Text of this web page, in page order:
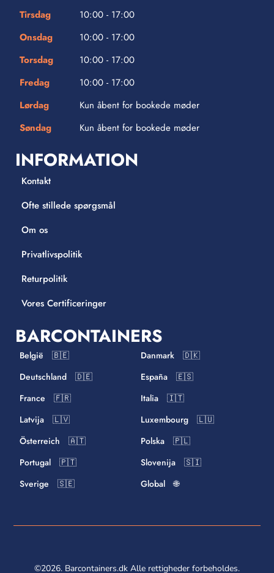
Tirsdag
10:00 - 17:00
Onsdag
10:00 - 17:00
Torsdag
10:00 - 17:00
Fredag
10:00 - 17:00
Lørdag
Kun åbent for bookede møder
Søndag
Kun åbent for bookede møder
INFORMATION
Kontakt
Ofte stillede spørgsmål
Om os
Privatlivspolitik
Returpolitik
Vores Certificeringer
BARCONTAINERS
België 🇧🇪
Danmark 🇩🇰
Deutschland 🇩🇪
España 🇪🇸
France 🇫🇷
Italia 🇮🇹
Latvija 🇱🇻
Luxembourg 🇱🇺
Österreich 🇦🇹
Polska 🇵🇱
Portugal 🇵🇹
Slovenija 🇸🇮
Sverige 🇸🇪
Global 🌐
©2026. Barcontainers.dk Alle rettigheder forbeholdes.